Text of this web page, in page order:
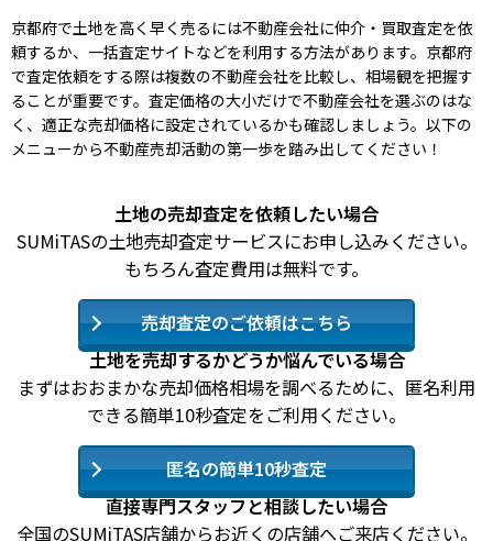
京都府で土地を高く早く売るには不動産会社に仲介・買取査定を依
頼するか、一括査定サイトなどを利用する方法があります。京都府
で査定依頼をする際は複数の不動産会社を比較し、相場観を把握す
ることが重要です。査定価格の大小だけで不動産会社を選ぶのはな
く、適正な売却価格に設定されているかも確認しましょう。以下の
メニューから不動産売却活動の第一歩を踏み出してください！
土地の売却査定を依頼したい場合
SUMiTASの土地売却査定サービスにお申し込みください。
もちろん査定費用は無料です。
売却査定のご依頼はこちら
土地を売却するかどうか悩んでいる場合
まずはおおまかな売却価格相場を調べるために、匿名利用
できる簡単10秒査定をご利用ください。
匿名の簡単10秒査定
直接専門スタッフと相談したい場合
全国のSUMiTAS店舗からお近くの店舗へご来店ください。